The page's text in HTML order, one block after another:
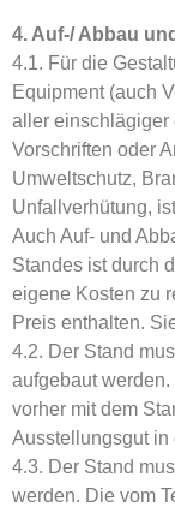
4. Auf-/ Abbau
4.1. Für die
Equipment (auch
aller einschlägiger
Vorschriften oder
Umweltschutz,
Unfallverhütung,
Auch Auf- und
Standes ist durch
eigene Kosten zu
Preis enthalten.
4.2. Der Stand
aufgebaut
vorher mit dem
Ausstellungsgut in
4.3. Der Stand
werden. Die vom